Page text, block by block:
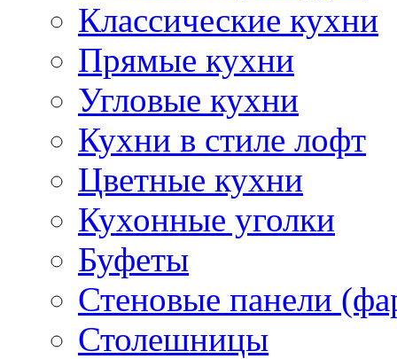
Классические кухни
Прямые кухни
Угловые кухни
Кухни в стиле лофт
Цветные кухни
Кухонные уголки
Буфеты
Стеновые панели
Столешницы